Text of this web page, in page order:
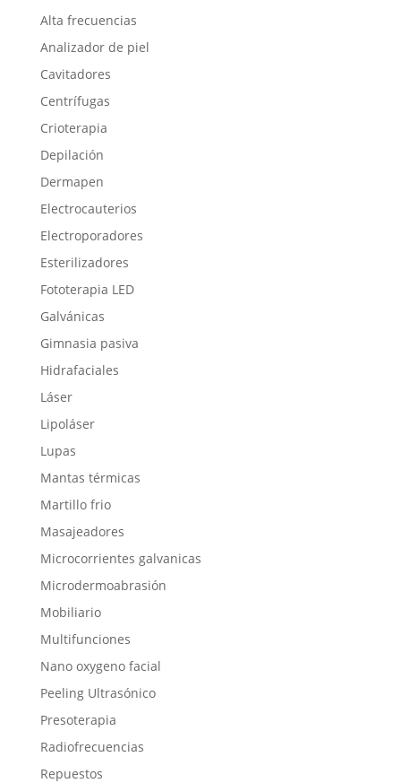
Alta frecuencias
Analizador de piel
Cavitadores
Centrífugas
Crioterapia
Depilación
Dermapen
Electrocauterios
Electroporadores
Esterilizadores
Fototerapia LED
Galvánicas
Gimnasia pasiva
Hidrafaciales
Láser
Lipoláser
Lupas
Mantas térmicas
Martillo frio
Masajeadores
Microcorrientes galvanicas
Microdermoabrasión
Mobiliario
Multifunciones
Nano oxygeno facial
Peeling Ultrasónico
Presoterapia
Radiofrecuencias
Repuestos